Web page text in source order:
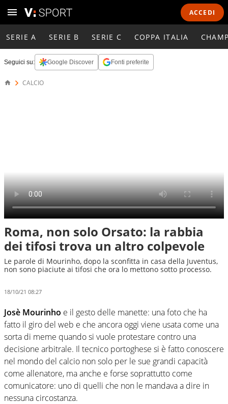
ACCEDI
SERIE A SERIE B SERIE C COPPA ITALIA
Seguici su: Google Discover Fonti preferite
CALCIO
Roma, non solo Orsato: la rabbia
dei tifosi trova un altro colpevole
Le parole di Mourinho, dopo la sconfitta in casa della Juventus,
non sono piaciute ai tifosi che ora lo mettono sotto processo.
18/10/21 08:27
Josè Mourinho e il gesto delle manette: una foto che ha
fatto il giro del web e che ancora oggi viene usata come una
sorta di meme quando si vuole protestare contro una
decisione arbitrale. Il tecnico portoghese si è fatto conoscere
nel mondo del calcio non solo per le sue grandi capacità
come allenatore, ma anche e forse soprattutto come
comunicatore: uno di quelli che non le mandava a dire in
nessuna circostanza.